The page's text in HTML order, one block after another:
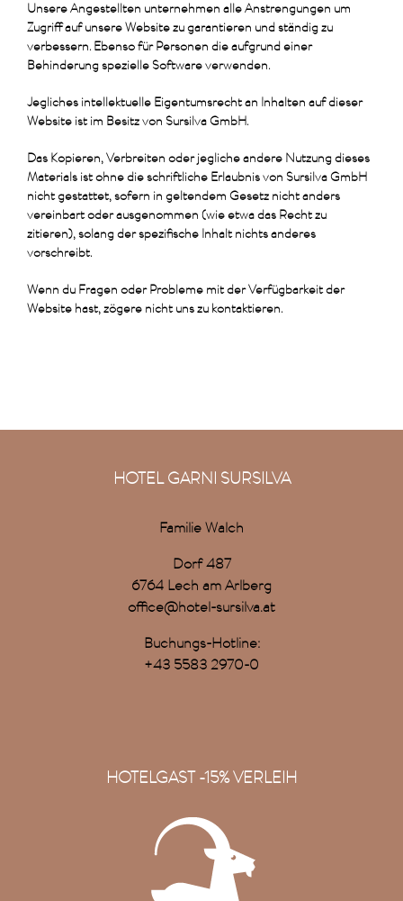
Unsere Angestellten unternehmen alle Anstrengungen um
Zugriff auf unsere Website zu garantieren und ständig zu
verbessern. Ebenso für Personen die aufgrund einer
Behinderung spezielle Software verwenden.
Jegliches intellektuelle Eigentumsrecht an Inhalten auf dieser
Website ist im Besitz von Sursilva GmbH.
Das Kopieren, Verbreiten oder jegliche andere Nutzung dieses
Materials ist ohne die schriftliche Erlaubnis von Sursilva GmbH
nicht gestattet, sofern in geltendem Gesetz nicht anders
vereinbart oder ausgenommen (wie etwa das Recht zu
zitieren), solang der spezifische Inhalt nichts anderes
vorschreibt.
Wenn du Fragen oder Probleme mit der Verfügbarkeit der
Website hast, zögere nicht uns zu kontaktieren.
HOTEL GARNI SURSILVA
Familie Walch
Dorf 487
6764 Lech am Arlberg
office@hotel-sursilva.at
Buchungs-Hotline:
+43 5583 2970-0
HOTELGAST -15% VERLEIH